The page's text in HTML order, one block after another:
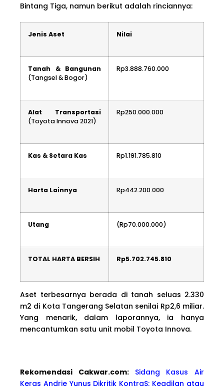
Bintang Tiga, namun berikut adalah rinciannya:
Jenis Aset Nilai
Tanah & Bangunan
(Tangsel & Bogor)
Rp3.888.760.000
Alat Transportasi
(Toyota Innova 2021)
Rp250.000.000
Kas & Setara Kas Rp1.191.785.810
Harta Lainnya Rp442.200.000
Utang (Rp70.000.000)
TOTAL HARTA BERSIH Rp5.702.745.810
Aset terbesarnya berada di tanah seluas 2.330
m2 di Kota Tangerang Selatan senilai Rp2,6 miliar.
Yang menarik, dalam laporannya, ia hanya
mencantumkan satu unit mobil Toyota Innova.
Rekomendasi Cakwar.com: Sidang Kasus Air
Keras Andrie Yunus Dikritik KontraS: Keadilan atau